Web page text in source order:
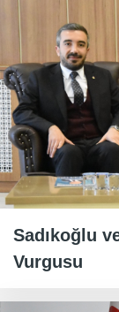
Sadıkoğlu
Vurgusu